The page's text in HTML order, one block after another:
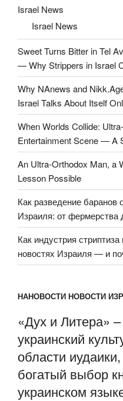
Israel News
Israel News
Sweet Turns Bitter in Tel
— Why Strippers in Israel
Why NAnews and
Israel Talks About Itself
When Worlds Collide:
Entertainment Scene — A
An Ultra-Orthodox Man, a
Lesson Possible
Как разведение баранов
Израиля: от фермерства
Как индустрия
новостях Израиля — и
НАНОВОСТИ НОВОСТИ
«Дух и Литера»
украинский
области
богатый выбор
украинском